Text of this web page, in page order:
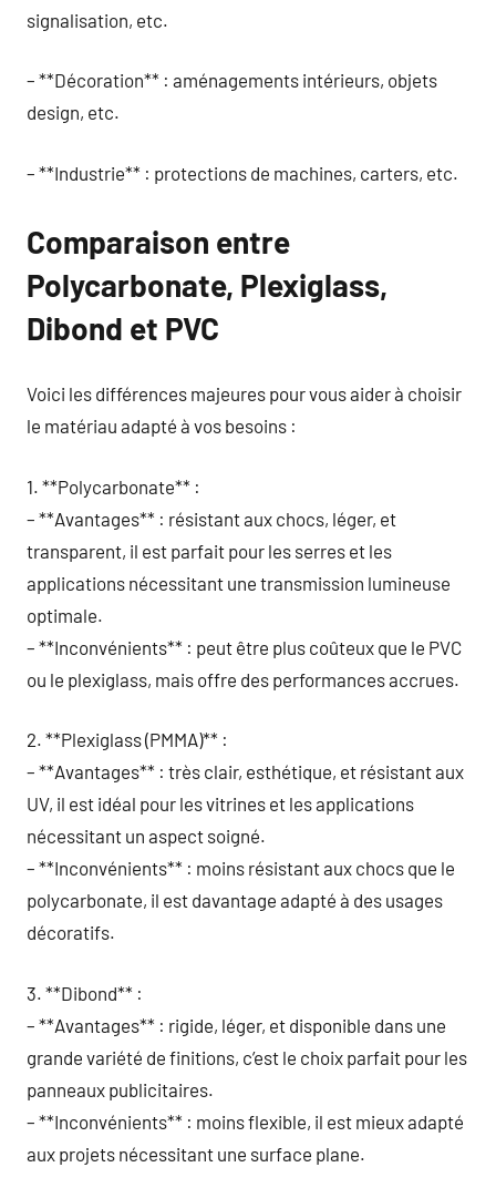
signalisation, etc.
– **Décoration** : aménagements intérieurs, objets
design, etc.
– **Industrie** : protections de machines, carters, etc.
Comparaison entre
Polycarbonate, Plexiglass,
Dibond et PVC
Voici les différences majeures pour vous aider à choisir
le matériau adapté à vos besoins :
1. **Polycarbonate** :
– **Avantages** : résistant aux chocs, léger, et
transparent, il est parfait pour les serres et les
applications nécessitant une transmission lumineuse
optimale.
– **Inconvénients** : peut être plus coûteux que le PVC
ou le plexiglass, mais offre des performances accrues.
2. **Plexiglass (PMMA)** :
– **Avantages** : très clair, esthétique, et résistant aux
UV, il est idéal pour les vitrines et les applications
nécessitant un aspect soigné.
– **Inconvénients** : moins résistant aux chocs que le
polycarbonate, il est davantage adapté à des usages
décoratifs.
3. **Dibond** :
– **Avantages** : rigide, léger, et disponible dans une
grande variété de finitions, c’est le choix parfait pour les
panneaux publicitaires.
– **Inconvénients** : moins flexible, il est mieux adapté
aux projets nécessitant une surface plane.